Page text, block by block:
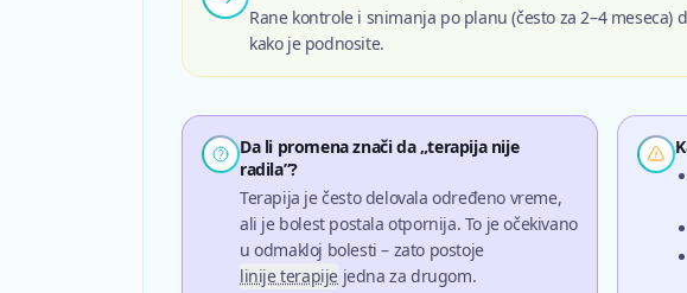
Rane kontrole i snimanja po planu (često za 2–4
kako je podnosite.
Da li promena znači da „terapija nije
radila”?
Terapija je često delovala određeno vreme,
ali je bolest postala otpornija. To je očekivano
u odmakloj bolesti – zato postoje
linije terapije jedna za drugom.